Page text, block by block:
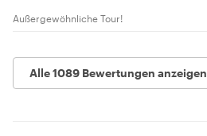
Außergewöhnliche Tour!
Alle 1089 Bewertungen anzeigen